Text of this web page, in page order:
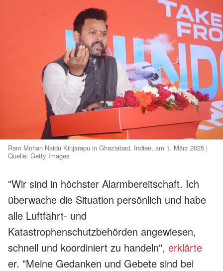
Ram Mohan Naidu Kinjarapu in Ghaziabad, Indien, am 1. März 2025 |
Quelle: Getty Images
"Wir sind in höchster Alarmbereitschaft. Ich
überwache die Situation persönlich und habe
alle Luftfahrt- und
Katastrophenschutzbehörden angewiesen,
schnell und koordiniert zu handeln", erklärte
er. "Meine Gedanken und Gebete sind bei